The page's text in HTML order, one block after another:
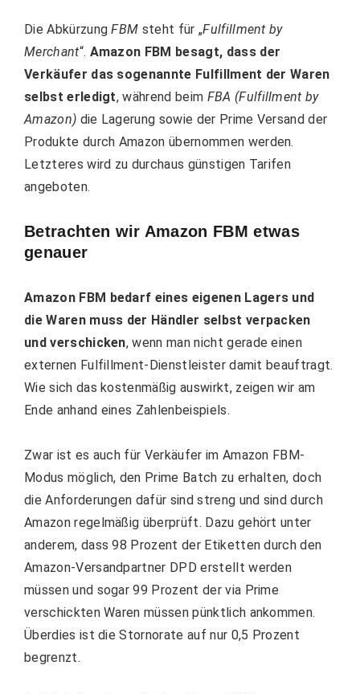
Die AbkürzungFBM steht für „Fulfillment by
Merchant“. Amazon FBM besagt, dass der
Verkäufer das sogenannte Fulfillment der Waren
selbst erledigt, während beim FBA (Fulfillment by
Amazon) die Lagerung sowie der Prime Versand der
Produkte durch Amazon übernommen werden.
Letzteres wird zu durchaus günstigen Tarifen
angeboten.
Betrachten wir Amazon FBM etwas
genauer
Amazon FBM bedarf eines eigenen Lagers und
die Waren muss der Händler selbst verpacken
und verschicken, wenn man nicht gerade einen
externen Fulfillment-Dienstleister damit beauftragt.
Wie sich das kostenmäßig auswirkt, zeigen wir am
Ende anhand eines Zahlenbeispiels.
Zwar ist es auch für Verkäufer im Amazon FBM-
Modus möglich, den Prime Batch zu erhalten, doch
die Anforderungen dafür sind streng und sind durch
Amazon regelmäßig überprüft. Dazu gehört unter
anderem, dass 98 Prozent der Etiketten durch den
Amazon-Versandpartner DPD erstellt werden
müssen und sogar 99 Prozent der via Prime
verschickten Waren müssen pünktlich ankommen.
Überdies ist die Stornorate auf nur 0,5 Prozent
begrenzt.